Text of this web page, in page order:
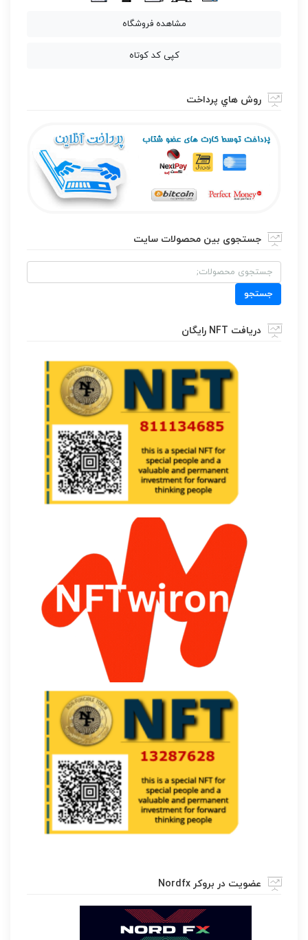
مشاهده فروشگاه
کپی کد کوتاه
روش هاي پرداخت
جستجوی بین محصولات سایت
جستجو
برای:
جستجو
دریافت NFT رایگان
عضویت در بروکر Nordfx